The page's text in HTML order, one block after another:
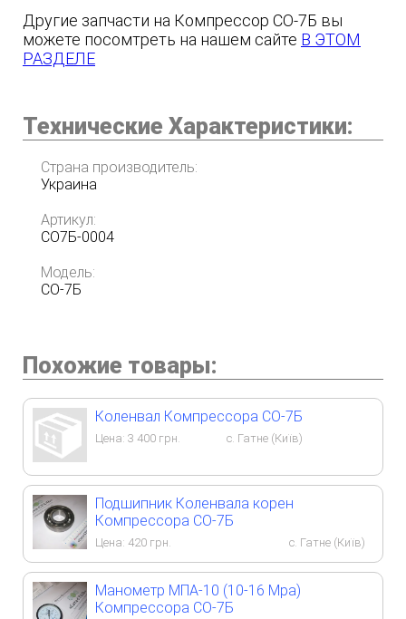
Другие запчасти на Компрессор СО-7Б вы
можете посомтреть на нашем сайте В ЭТОМ
РАЗДЕЛЕ
Технические Характеристики:
Страна производитель:
Украина
Артикул:
СО7Б-0004
Модель:
СО-7Б
Похожие товары:
Коленвал Компрессора СО-7Б
Цена: 3 400 грн. с. Гатне (Київ)
Подшипник Коленвала корен
Компрессора СО-7Б
Цена: 420 грн. с. Гатне (Київ)
Манометр МПА-10 (10-16 Мра)
Компрессора СО-7Б